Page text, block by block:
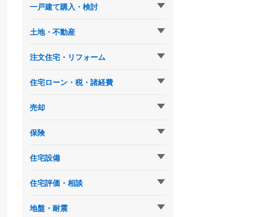
一戸建て購入・検討
土地・不動産
注文住宅・リフォーム
住宅ローン・税・諸経費
売却
保険
住宅設備
住宅評価・相談
地盤・耐震